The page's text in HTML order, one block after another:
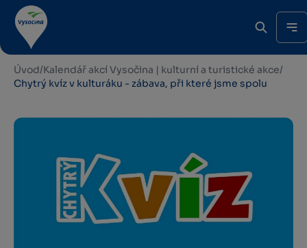
Úvod/Kalendář akcí Vysočina | kulturní a turistické akce/
Chytrý kvíz v kulturáku - zábava, při které jsme spolu